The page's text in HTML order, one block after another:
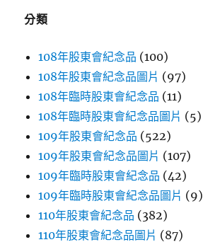
分類
108年股東會紀念品 (100)
108年股東會紀念品圖片 (97)
108年臨時股東會紀念品 (11)
108年臨時股東會紀念品圖片 (5)
109年股東會紀念品 (522)
109年股東會紀念品圖片 (107)
109年臨時股東會紀念品 (42)
109年臨時股東會紀念品圖片 (9)
110年股東會紀念品 (382)
110年股東會紀念品圖片 (87)